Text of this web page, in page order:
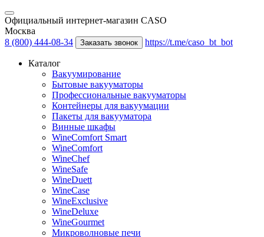
Официальный интернет-магазин CASO
Москва
8 (800) 444-08-34
Заказать звонок https://t.me/caso_bt_bot
Каталог
Вакуумирование
Бытовые вакууматоры
Профессиональные вакууматоры
Контейнеры для вакуумации
Пакеты для вакууматора
Винные шкафы
WineComfort Smart
WineComfort
WineChef
WineSafe
WineDuett
WineCase
WineExclusive
WineDeluxe
WineGourmet
Микроволновые печи